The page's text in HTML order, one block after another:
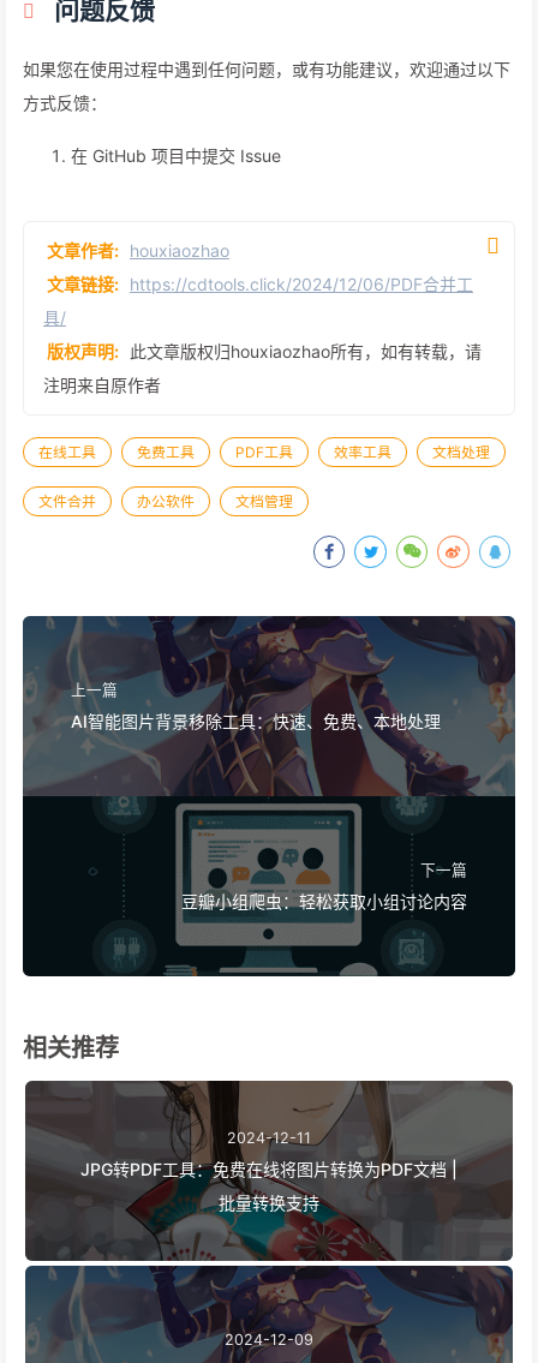
问题反馈
如果您在使用过程中遇到任何问题，或有功能建议，欢迎通过以下
方式反馈：
在 GitHub 项目中提交 Issue
文章作者: houxiaozhao
文章链接: https://cdtools.click/2024/12/06/PDF合并工
具/
版权声明: 此文章版权归houxiaozhao所有，如有转载，请
注明来自原作者
在线工具 免费工具 PDF工具 效率工具 文档处理
文件合并 办公软件 文档管理
上一篇
AI智能图片背景移除工具：快速、免费、本地处理
下一篇
豆瓣小组爬虫：轻松获取小组讨论内容
相关推荐
2024-12-11
JPG转PDF工具：免费在线将图片转换为PDF文档 |
批量转换支持
2024-12-09